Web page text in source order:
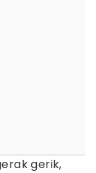
gerik,